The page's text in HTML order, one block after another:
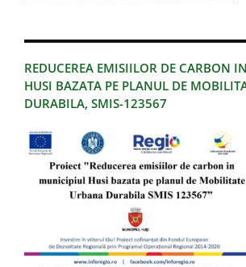
REDUCEREA EMISIILOR DE CARBON
HUSI BAZATA PE PLANUL DE
DURABILA, SMIS-123567